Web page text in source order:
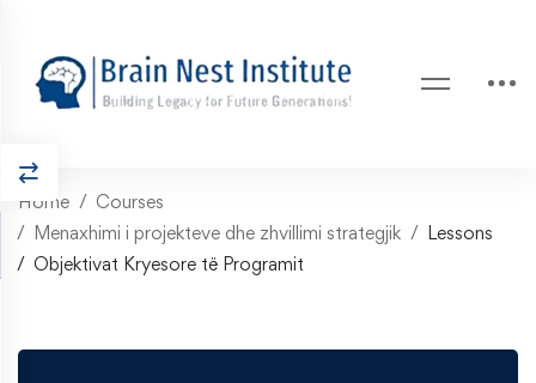
Home
Courses
Menaxhimi i projekteve dhe zhvillimi strategjik
Lessons
Objektivat Kryesore të Programit